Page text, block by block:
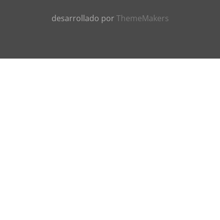
desarrollado por ThemeMakers